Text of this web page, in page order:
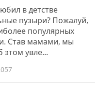
в детстве
пузыри? Пожалуй,
популярных
Став мамами, мы
увле...